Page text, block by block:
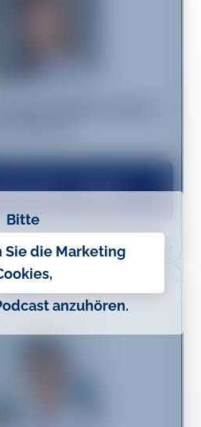
Bitte
Sie die Marketing
anzuhören.